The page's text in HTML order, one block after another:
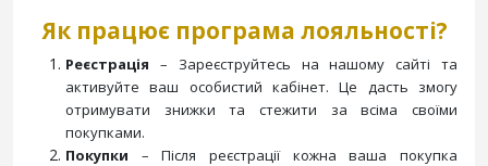
Як працює програма лояльності?
Реєстрація – Зареєструйтесь на нашому сайті та
активуйте ваш особистий кабінет. Це дасть змогу
отримувати знижки та стежити за всіма своїми
покупками.
Покупки – Після реєстрації кожна ваша покупка